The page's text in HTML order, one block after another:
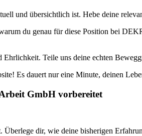
und übersichtlich ist. Hebe deine
du genau für diese Position bei
Teile uns deine echten
Es dauert nur eine Minute, deinen
GmbH vorbereitet
dir, wie deine bisherigen